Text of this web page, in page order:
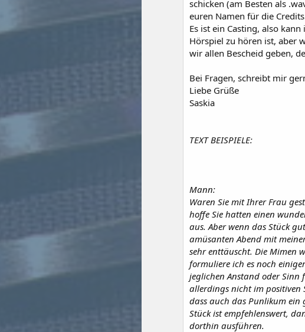
schicken (am Besten als
euren Namen für die
Es ist ein Casting, also
Hörspiel zu hören ist, aber
wir allen Bescheid geben,
Bei Fragen, schreibt mir
Liebe Grüße
Saskia
TEXT BEISPIELE:
Mann:
Waren Sie mit Ihrer Frau
hoffe Sie hatten einen
aus. Aber wenn das Stück
amüsanten Abend mit
sehr enttäuscht. Die Mimen
formuliere ich es noch
jeglichen Anstand oder Sinn
allerdings nicht im positiven
dass auch das Punlikum ein
Stück ist empfehlenswert,
dorthin ausführen.